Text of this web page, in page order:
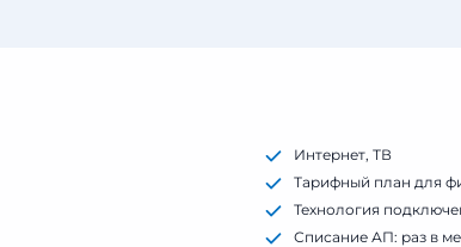
Интернет, ТВ
Тарифный план для
Технология
Списание АП: раз в